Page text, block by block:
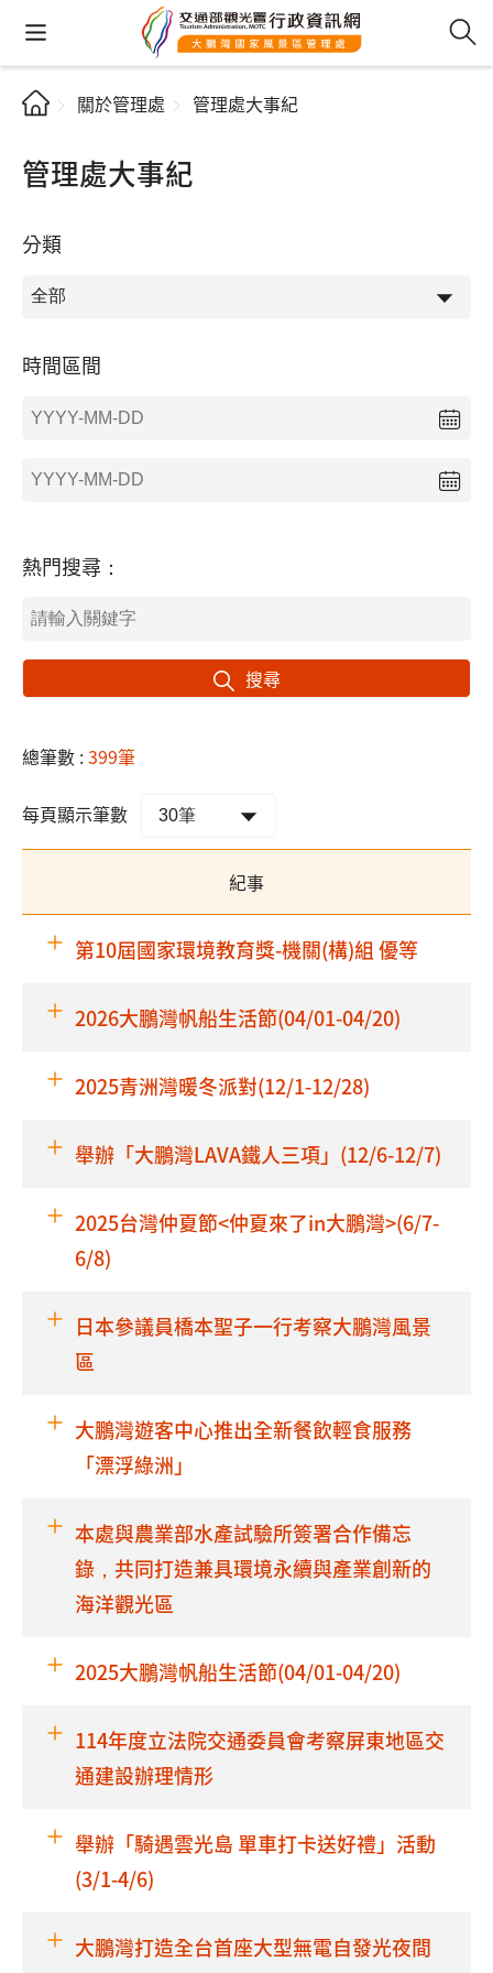
關於管理處 管理處大事紀
管理處大事紀
分類
時間區間
熱門搜尋：
搜尋
總筆數 :399筆
每頁顯示筆數
紀事
第10屆國家環境教育獎-機關(構)組 優等
2026大鵬灣帆船生活節(04/01-04/20)
2025青洲灣暖冬派對(12/1-12/28)
舉辦「大鵬灣LAVA鐵人三項」(12/6-12/7)
2025台灣仲夏節<仲夏來了in大鵬灣>(6/7-
6/8)
日本參議員橋本聖子一行考察大鵬灣風景
區
大鵬灣遊客中心推出全新餐飲輕食服務
「漂浮綠洲」
本處與農業部水產試驗所簽署合作備忘
錄，共同打造兼具環境永續與產業創新的
海洋觀光區
2025大鵬灣帆船生活節(04/01-04/20)
114年度立法院交通委員會考察屏東地區交
通建設辦理情形
舉辦「騎遇雲光島 單車打卡送好禮」活動
(3/1-4/6)
大鵬灣打造全台首座大型無電自發光夜間